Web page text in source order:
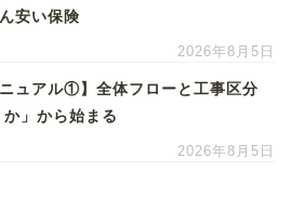
安い保険
2026年8月5日
ニュアル①】全体フローと工事区分
」から始まる
2026年8月5日